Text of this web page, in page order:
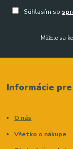
Súhlasím so
Môžete sa
Informácie
O nás
Všetko o nákupe